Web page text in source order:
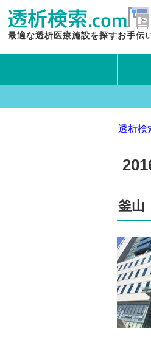
最適な透析医療施設を探すお手伝
透析検
釜山